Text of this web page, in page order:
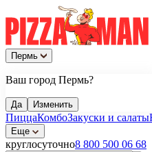
Пермь
Ваш город Пермь?
Да Изменить
ПиццаКомбоЗакуски и салаты
Еще
круглосуточно8 800 500 06 68